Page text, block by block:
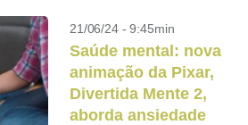
21/06/24 - 9:45min
Saúde mental: nova
animação da Pixar,
Divertida Mente 2,
aborda ansiedade